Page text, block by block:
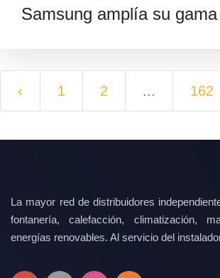
Samsung amplía su
‹ 1 2 ... 162
La mayor red de distribuidores
fontanería, calefacción, climatización,
energías renovables. Al servicio del